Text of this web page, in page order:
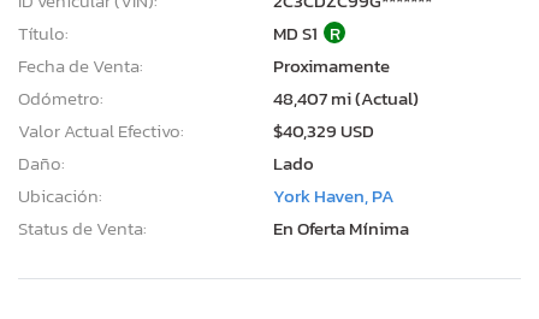
Título:
MD S1 R
Fecha de Venta:
Proximamente
Odómetro:
48,407 mi (Actual)
Valor Actual Efectivo:
$40,329 USD
Daño:
Lado
Ubicación:
York Haven, PA
Status de Venta:
En Oferta Mínima